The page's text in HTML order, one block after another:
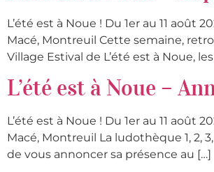
L’été est à Noue ! Du 1er au 11 août
Macé, Montreuil Cette semaine,
Village Estival de L’été est à Noue,
L’été est à Noue –
L’été est à Noue ! Du 1er au 11 août
Macé, Montreuil La ludothèque 1, 2,
de vous annoncer sa présence au […]